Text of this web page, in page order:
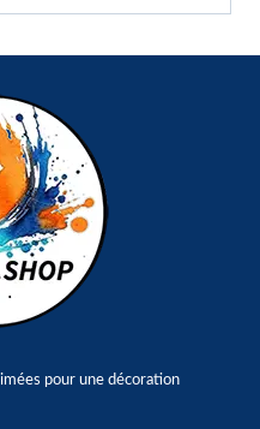
pour une décoration